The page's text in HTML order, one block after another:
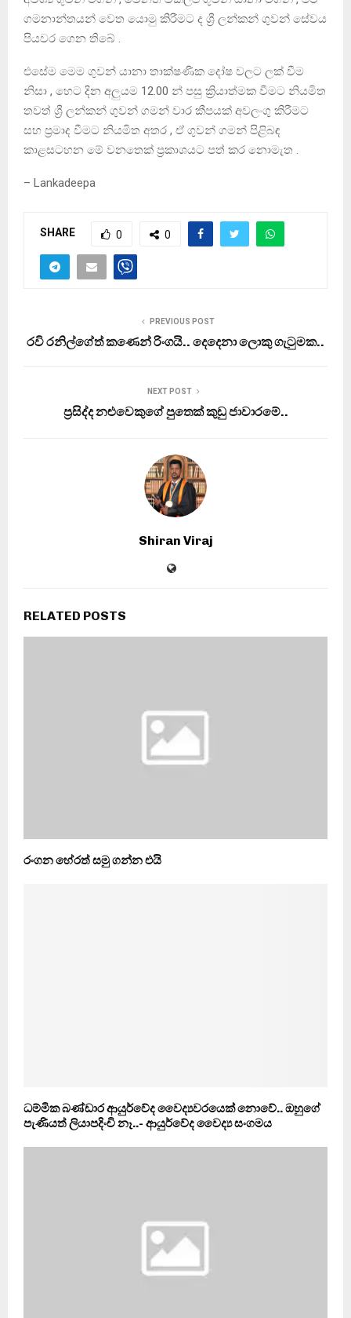
ගමනාන්තයන් වෙත යොමු කිරීමට ද ශ්‍රී ලන්කන් ගුවන් සේවය
පියවර ගෙන තිබේ .
එසේම මෙම ගුවන් යානා තාක්ෂණික දෝෂ වලට ලක් වීම
නිසා , හෙට දින අලුයම 12.00 න් පසු ක්‍රියාත්මක වීමට නියමිත
තවත් ශ්‍රී ලන්කන් ගුවන් ගමන් වාර කීපයක් අවලංගු කිරීමට
සහ ප්‍රමාද වීමට නියමිත අතර , ඒ ගුවන් ගමන් පිළිබඳ
කාළසටහන මේ වනතෙක් ප්‍රකාශයට පත් කර නොමැත .
– Lankadeepa
SHARE 0 0
PREVIOUS POST
රවි රනිල්ගේත් කණෙන් රිංගයි.. දෙදෙනා ලොකු ගැටුමක..
NEXT POST
ප‍්‍රසිද්ද නළුවෙකුගේ පුතෙක් කුඩු ජාවාරමේ..
Shiran Viraj
RELATED POSTS
රංගන හේරත් සමු ගන්න එයි
ධම්මික බණ්ඩාර ආයුර්වේද වෛද්‍යවරයෙක් නොවේ.. ඔහුගේ
පැණියත් ලියාපදිංචි නෑ..- ආයුර්වේද වෛද්‍ය සංගමය